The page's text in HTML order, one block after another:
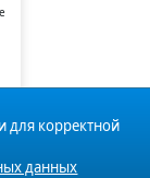
для корректной
данных